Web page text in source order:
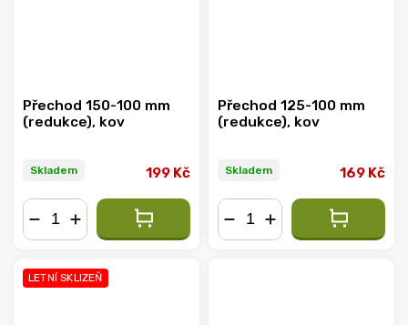
Přechod 150-100 mm
(redukce), kov
Skladem 199 Kč
Přechod 125-100 mm
(redukce), kov
Skladem 169 Kč
LETNÍ SKLIZEŇ